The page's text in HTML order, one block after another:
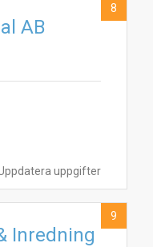
uppgifter
AB
8
Inredning
9